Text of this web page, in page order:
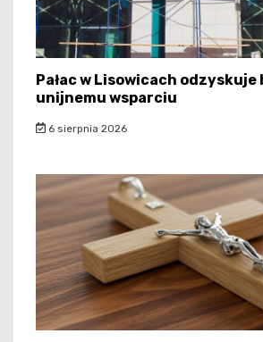
Pałac w Lisowicach odzyskuje
unijnemu wsparciu
6 sierpnia 2026